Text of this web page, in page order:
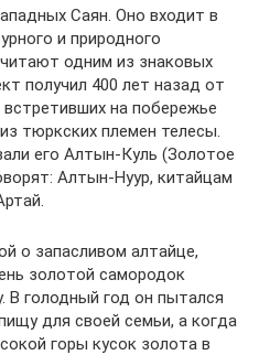
Саян. Оно входит в
и природного
одним из знаковых
получил 400 лет назад от
встретивших на побережье
тюркских племен телесы.
его Алтын-Куль (Золотое
Алтын-Нуур, китайцам
о запасливом алтайце,
золотой самородок
В голодный год он пытался
для своей семьи, а когда
горы кусок золота в